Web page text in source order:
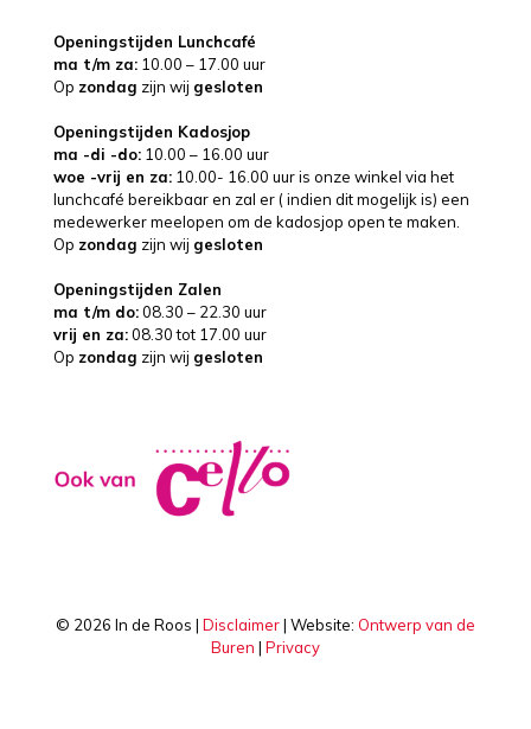
Openingstijden Lunchcafé
ma t/m za: 10.00 – 17.00 uur
Op zondag zijn wij gesloten
Openingstijden Kadosjop
ma -di -do: 10.00 – 16.00 uur
woe -vrij en za: 10.00- 16.00 uur is onze winkel via het
lunchcafé bereikbaar en zal er ( indien dit mogelijk is) een
medewerker meelopen om de kadosjop open te maken.
Op zondag zijn wij gesloten
Openingstijden Zalen
ma t/m do:08.30 – 22.30 uur
vrij en za:08.30 tot 17.00 uur
Op zondag zijn wij gesloten
© 2026 In de Roos | Disclaimer| Website: Ontwerp van de
Buren | Privacy